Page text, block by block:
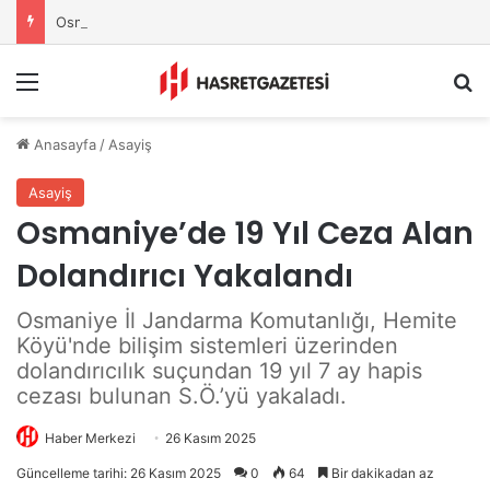
Osmaniye Belediyesi’nden Sahte Aramalara Kritik Uyarı
Anasayfa / Asayiş
Asayiş
Osmaniye’de 19 Yıl Ceza Alan
Dolandırıcı Yakalandı
Osmaniye İl Jandarma Komutanlığı, Hemite
Köyü'nde bilişim sistemleri üzerinden
dolandırıcılık suçundan 19 yıl 7 ay hapis
cezası bulunan S.Ö.’yü yakaladı.
Haber Merkezi 26 Kasım 2025
Güncelleme tarihi: 26 Kasım 2025 0 64 Bir dakikadan az